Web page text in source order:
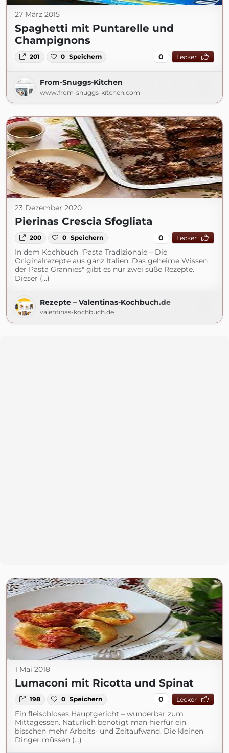
27 März 2015
Spaghetti mit Puntarelle und
Champignons
201 0 Speichern 0 Lecker
From-Snuggs-Kitchen
www.from-snuggs-kitchen.com
23 Dezember 2020
Pierinas Crescia Sfogliata
200 0 Speichern 0 Lecker
In dem Kochbuch "Pasta Tradizionale – Die
Originalrezepte aus ganz Italien: Das geheime Wissen
der Pasta Grannies" gibt es nur zwei süße Rezepte.
Dieser (...)
Rezepte – Valentinas-Kochbuch.de
valentinas-kochbuch.de
1 Mai 2018
Lumaconi mit Ricotta und Spinat
198 0 Speichern 0 Lecker
Ein fleischloses Hauptgericht – wunderbar zum
Mittagessen. Natürlich benötigt man hierfür ein
bisschen mehr Arbeits- und Zeitaufwand. Die kleinen
Dinger müssen (...)